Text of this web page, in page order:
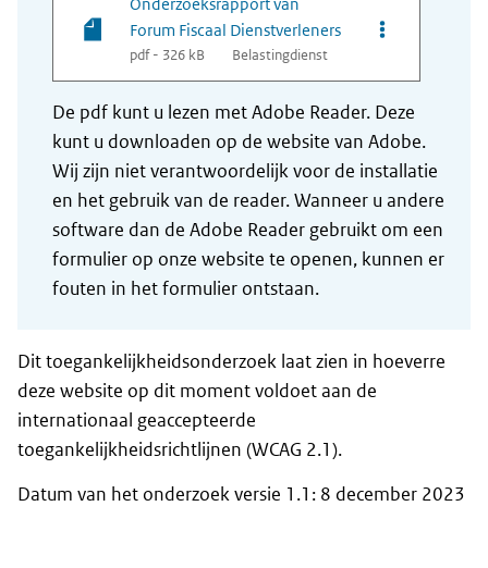
Forum Fiscaal Dienstverleners
pdf - 326 kB Belastingdienst
Opties van
De pdf kunt u lezen met Adobe Reader. Deze
kunt u downloaden op de website van Adobe.
Wij zijn niet verantwoordelijk voor de installatie
en het gebruik van de reader. Wanneer u andere
software dan de Adobe Reader gebruikt om een
formulier op onze website te openen, kunnen er
fouten in het formulier ontstaan.
Dit toegankelijkheidsonderzoek laat zien in hoeverre
deze website op dit moment voldoet aan de
internationaal geaccepteerde
toegankelijkheidsrichtlijnen (WCAG 2.1).
Datum van het onderzoek versie 1.1: 8 december 2023